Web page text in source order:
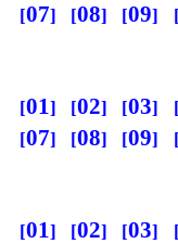
07
08 09
01 02 03
07
08 09
01 02 03